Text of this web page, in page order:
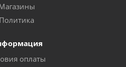
Политика
оплаты